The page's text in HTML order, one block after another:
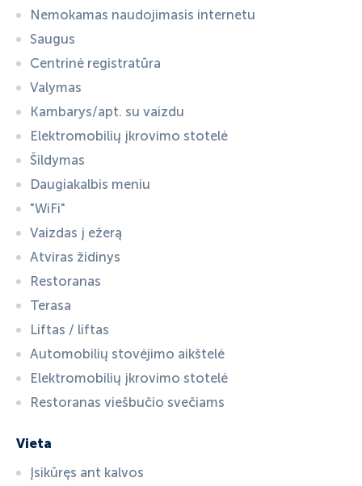
Nemokamas naudojimasis internetu
Saugus
Centrinė registratūra
Valymas
Kambarys/apt. su vaizdu
Elektromobilių įkrovimo stotelė
Šildymas
Daugiakalbis meniu
"WiFi"
Vaizdas į ežerą
Atviras židinys
Restoranas
Terasa
Liftas / liftas
Automobilių stovėjimo aikštelė
Elektromobilių įkrovimo stotelė
Restoranas viešbučio svečiams
Vieta
Įsikūręs ant kalvos